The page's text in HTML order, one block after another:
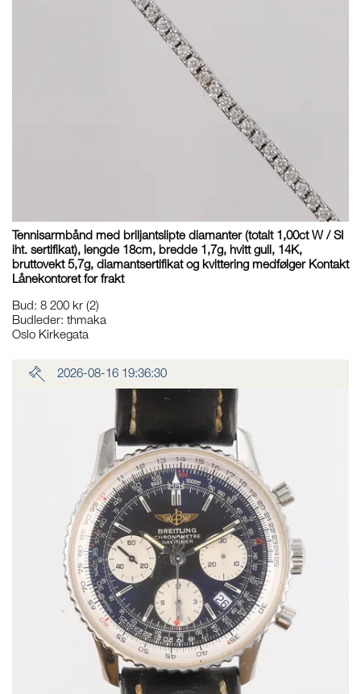
Tennisarmbånd med briljantslipte diamanter (totalt 1,00ct W / SI
iht. sertifikat), lengde 18cm, bredde 1,7g, hvitt gull, 14K,
bruttovekt 5,7g, diamantsertifikat og kvittering medfølger Kontakt
Lånekontoret for frakt
Bud: 8 200 kr (2)
Budleder: thmaka
Oslo Kirkegata
2026-08-16 19:36:30